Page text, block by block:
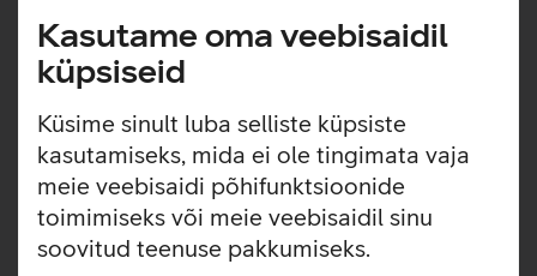
Kasutame oma veebisaidil
küpsiseid
Küsime sinult luba selliste küpsiste
kasutamiseks, mida ei ole tingimata vaja
meie veebisaidi põhifunktsioonide
toimimiseks või meie veebisaidil sinu
soovitud teenuse pakkumiseks.
ümbrise kinnitamise ja eemaldamise väga lihtsaks.
Ümbrise seespool on pehme mikrokiust vooder, mis tagab
telefonile veelgi suurema kaitse. Ümbrisega on võimalik
kasutada Qi või MagSafe juhtmevaba laadimist ilma seda
eemaldamata. Lisaks saab ümbrise tagaküljele mugavalt
kinnitada ka rahatasku.
Ümbrise all otsas on kaks ühenduspunkti, kuhu saab
kinnitada Apple Crossbody Strap'i, mis võimaldab
telefoni kanda mugavalt käed-vabal viisil.